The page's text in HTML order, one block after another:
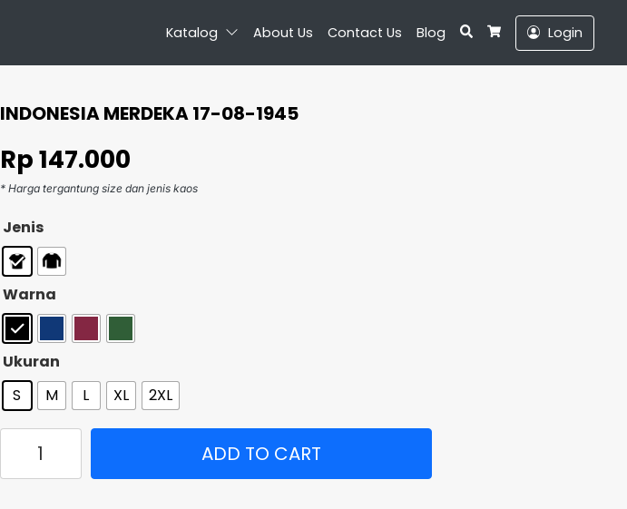
Katalog About Us Contact Us Blog
Search
Cart
Login
INDONESIA MERDEKA 17-08-1945
Rp147.000
* Harga tergantung size dan jenis kaos
Jenis
Warna
Ukuran
S
M L XL 2XL
ADD TO CART